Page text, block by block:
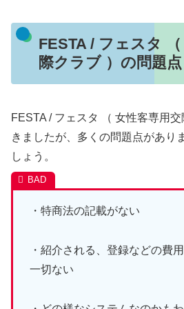
FESTA / フェスタ
際クラブ ）の問題点
FESTA / フェスタ （ 女性客専用
きましたが、多くの問題点があり
しょう。
・特商法の記載がない
・紹介される、登録などの費
一切ない